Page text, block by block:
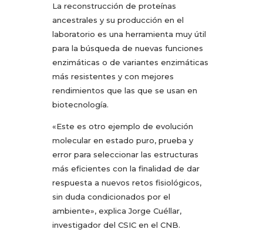
La reconstrucción de proteínas
ancestrales y su producción en el
laboratorio es una herramienta muy útil
para la búsqueda de nuevas funciones
enzimáticas o de variantes enzimáticas
más resistentes y con mejores
rendimientos que las que se usan en
biotecnología.
«Este es otro ejemplo de evolución
molecular en estado puro, prueba y
error para seleccionar las estructuras
más eficientes con la finalidad de dar
respuesta a nuevos retos fisiológicos,
sin duda condicionados por el
ambiente», explica Jorge Cuéllar,
investigador del CSIC en el CNB.